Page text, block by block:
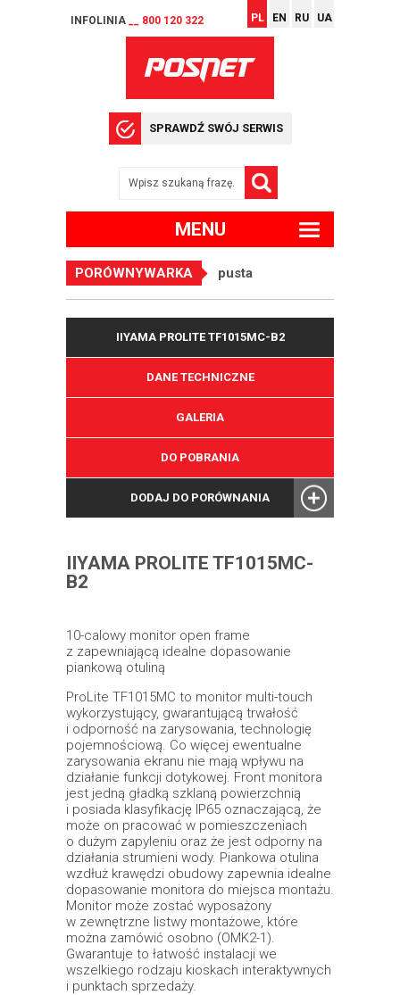
INFOLINIA __ 800 120 322 PL EN RU UA
SPRAWDŹ SWÓJ SERWIS
MENU
PORÓWNYWARKA pusta
IIYAMA PROLITE TF1015MC-B2
DANE TECHNICZNE
GALERIA
DO POBRANIA
DODAJ DO PORÓWNANIA
IIYAMA PROLITE TF1015MC-
B2
10-calowy monitor open frame
z zapewniającą idealne dopasowanie
piankową otuliną
ProLite TF1015MC to monitor multi-touch
wykorzystujący, gwarantującą trwałość
i odporność na zarysowania, technologię
pojemnościową. Co więcej ewentualne
zarysowania ekranu nie mają wpływu na
działanie funkcji dotykowej. Front monitora
jest jedną gładką szklaną powierzchnią
i posiada klasyfikację IP65 oznaczającą, że
może on pracować w pomieszczeniach
o dużym zapyleniu oraz że jest odporny na
działania strumieni wody. Piankowa otulina
wzdłuż krawędzi obudowy zapewnia idealne
dopasowanie monitora do miejsca montażu.
Monitor może zostać wyposażony
w zewnętrzne listwy montażowe, które
można zamówić osobno (OMK2-1).
Gwarantuje to łatwość instalacji we
wszelkiego rodzaju kioskach interaktywnych
i punktach sprzedaży.